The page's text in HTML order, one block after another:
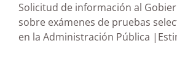
Solicitud de información al
sobre exámenes de pruebas
en la Administración